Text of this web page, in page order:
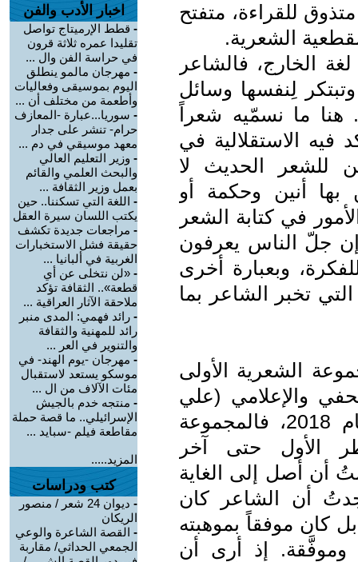
للقراءة، متفتح
الشعرية.
الخارج، فالشاعر
لِنفسها وسائل
هنا ما نسمّيه شعراً
الاستقلالية في
للشعر الحديث لا
أنين وحكمة أو
في كتابة الشعر
جلّ الناس يعرفون
وبعبارة أخرى
تخبر الشاعر بما
الشعرية الأولى
والإعلامي (علي
الشاهر)، الصادرة عن دار الفؤاد عام 2018، فالمجموعة
الأول حتى آخر
أن أصل إلى الغاية
أن الشاعر كان
كان موفقاً بموهبته
وموفَّقة. إذ أرى أن
اخبار الأدب والفن
- قطط الإرميتاج تواصل
تقليدا عمره ثلاثة قرون
في حراسة الفن وال ...
- مهرجان مالمو ينطلق
اليوم بموسيقى وفعاليات
وأطعمة من مختلف أن ...
- سوريا...عبارة -المعازف
حرام- تنشر على جدار
معهد موسيقي في دم ...
- وزير التعليم العالي
والبحث العلمي والقائم
بعمل وزير الثقافة ...
- اللغة التي تسكننا.. حين
يكتب اللسان سيرة العقل
- مراجعات جديدة تكشف
حقيقة فشل الاستخبارات
الغربية في ألبانيا ...
- «لن نتخلى عن أي
قطعة».. الثقافة تؤكد
ملاحقة الآثار العراقية ...
- رائد فهمي: المدى منبر
رائد للمهنية والثقافة
والتنوير في العر ...
- مهرجان -يوم الهند- في
موسكو يستعد لاستقبال
مئات الآلاف من ال ...
- منتجه خدم بالجيش
الإسرائيلي.. ما قصة حملة
مقاطعة فيلم -سبايد ...
المزيد.....
كتب ودراسات
-
ديوان 24 شعر / منصور
الريكان
- القصة الشاعرة والوعي
الجمعي الحداثي/ مقاربة